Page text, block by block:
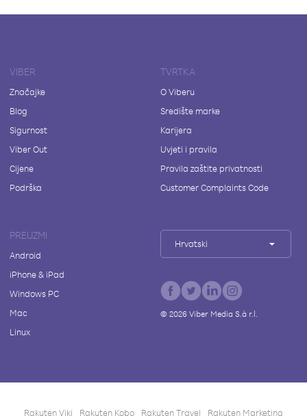
VIBER
Značajke
Blog
Sigurnost
Viber Out
Cijene
Podrška
TVRTKA
O Viberu
Središte marke
Karijera
Uvjeti i pravila
Pravila zaštite privatnosti
Customer Complaints Code
PREUZMI
Android
iPhone & iPad
Windows PC
Mac
Linux
Hrvatski
© 2026Viber Media S.à r.l.
Rakuten Viki Rakuten Kobo Rakuten Travel Rakuten Marketing